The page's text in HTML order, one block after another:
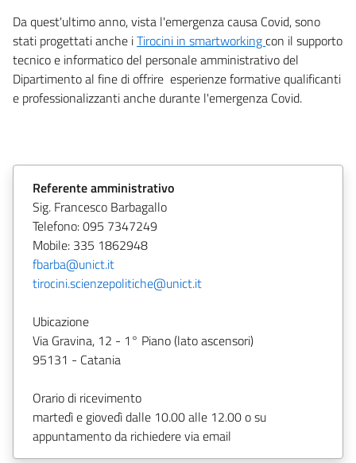
Da quest'ultimo anno, vista l'emergenza causa Covid, sono
stati progettati anche iTirocini in smartworkingcon il supporto
tecnico e informatico del personale amministrativo del
Dipartimento al fine di offrire esperienze formative qualificanti
e professionalizzanti anche durante l'emergenza Covid.
Referente amministrativo
Sig. Francesco Barbagallo
Telefono: 095 7347249
Mobile: 335 1862948
fbarba@unict.it
tirocini.scienzepolitiche@unict.it
Ubicazione
Via Gravina, 12 - 1° Piano (lato ascensori)
95131 - Catania
Orario di ricevimento
martedì e giovedì dalle 10.00 alle 12.00 o su
appuntamento da richiedere via email